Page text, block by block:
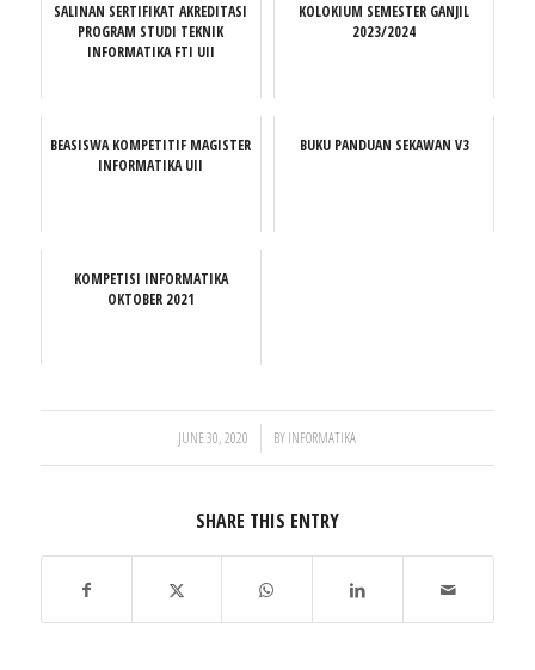
SALINAN SERTIFIKAT AKREDITASI
PROGRAM STUDI TEKNIK
INFORMATIKA FTI UII
KOLOKIUM SEMESTER GANJIL
2023/2024
BEASISWA KOMPETITIF MAGISTER
INFORMATIKA UII
BUKU PANDUAN SEKAWAN V3
KOMPETISI INFORMATIKA
OKTOBER 2021
JUNE 30, 2020
/ BYINFORMATIKA
SHARE THIS ENTRY